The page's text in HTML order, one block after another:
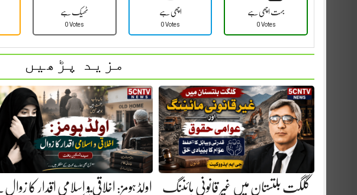
ٹھیک ہے
0 Votes
اچھی ہے
0 Votes
بہت اچھی ہے
0 Votes
مزید پڑھیں
گلگت بلتستان میں غیر قانونی مائننگ
اولڈ ہومز: اخلاقی و اسلامی اقدار کا زوال.